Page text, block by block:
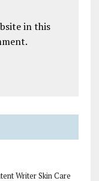
in this
WriterSkin Care